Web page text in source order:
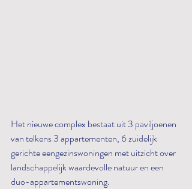
Het nieuwe complex bestaat uit 3 paviljoenen
van telkens 3 appartementen, 6 zuidelijk
gerichte eengezinswoningen met uitzicht over
landschappelijk waardevolle natuur en een
duo-appartementswoning.